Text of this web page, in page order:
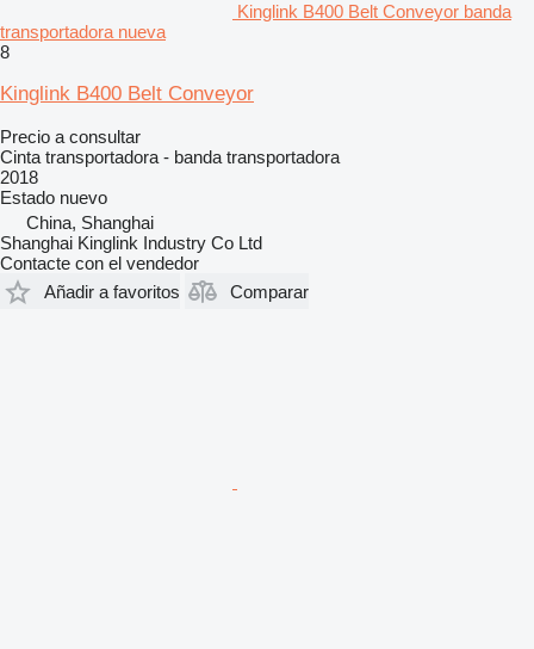
Kinglink B400 Belt Conveyor banda
transportadora nueva
8
Kinglink B400 Belt Conveyor
Precio a consultar
Cinta transportadora - banda transportadora
2018
Estado nuevo
China, Shanghai
Shanghai Kinglink Industry Co Ltd
Contacte con el vendedor
Añadir a favoritos
Comparar